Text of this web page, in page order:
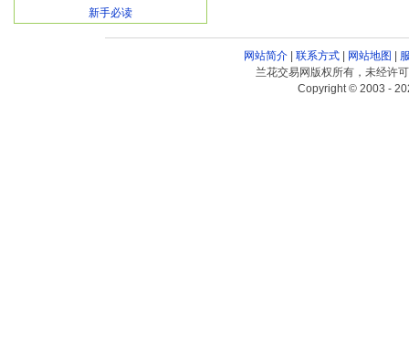
新手必读
网站简介| 联系方式| 网站地图 |
兰花交易网版权所有，未经许
Copyright © 2003 -